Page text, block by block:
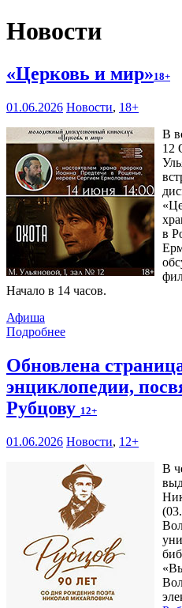
Новости
«Церковь и мир»18+
01.06.2026 Новости, 18+
В
12
в
Начало в 14 часов.
Афиша
Подробнее
Обновлена
энциклопедии,
Рубцову 12+
01.06.2026 Новости, 12+
В